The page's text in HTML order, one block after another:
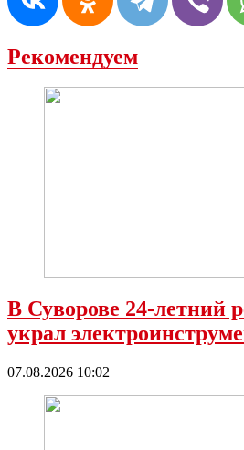
Рекомендуем
В Суворове 24-летний
украл
07.08.2026 10:02